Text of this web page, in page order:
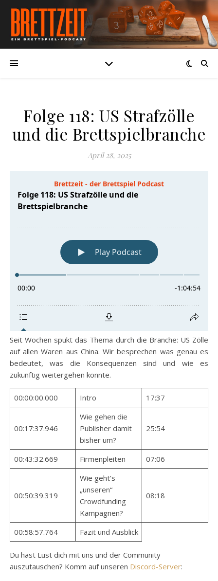
Folge 118: US Strafzölle
und die Brettspielbranche
April 28, 2025
Seit Wochen spukt das Thema durch die Branche: US Zölle
auf allen Waren aus China. Wir besprechen was genau es
bedeutet, was die Konsequenzen sind und wie es
zukünftig weitergehen könnte.
00:00:00.000 Intro 17:37
00:17:37.946
Wie gehen die
Publisher damit
bisher um?
25:54
00:43:32.669 Firmenpleiten 07:06
00:50:39.319
Wie geht’s
„unseren“
Crowdfunding
Kampagnen?
08:18
00:58:57.764 Fazit und Ausblick
Du hast Lust dich mit uns und der Community
auszutauschen? Komm auf unseren Discord-Server: